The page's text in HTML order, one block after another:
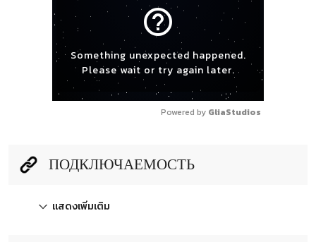
help_outline
Something unexpected happened.
Please wait or try again later.
Powered by GliaStudios
ПОДКЛЮЧАЕМОСТЬ
แสดงเพิ่มเติม